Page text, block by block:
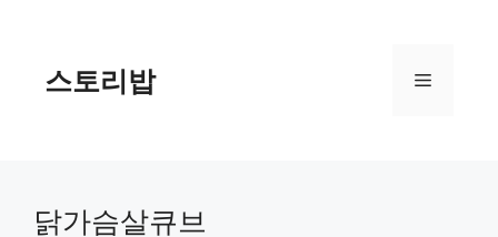
스토리밥 메
닭가슴살큐브